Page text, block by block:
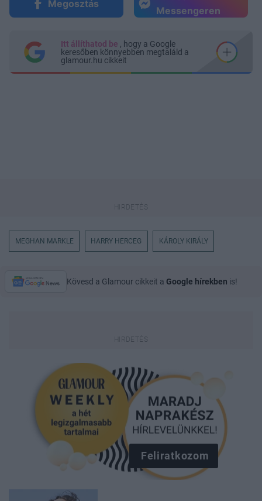
Megosztás
Messengeren
Itt állíthatod be , hogy a Google
keresőben könnyebben megtaláld a
glamour.hu cikkeit
MEGHAN MARKLE HARRY HERCEG KÁROLY KIRÁLY
Kövesd a Glamour cikkeit a Google hírekben is!
Feliratkozom